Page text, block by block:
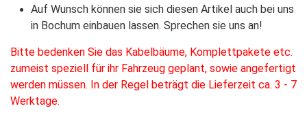
Auf Wunsch können sie sich diesen Artikel auch bei uns
in Bochum einbauen lassen. Sprechen sie uns an!
Bitte bedenken Sie das Kabelbäume, Komplettpakete etc.
zumeist speziell für ihr Fahrzeug geplant, sowie angefertigt
werden müssen. In der Regel beträgt die Lieferzeit ca. 3 - 7
Werktage.